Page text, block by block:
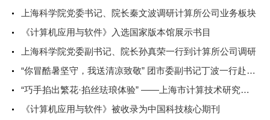
上海科学院党委书记、院长秦文波调研计算所公司业务板块
《计算机应用与软件》入选国家版本馆展示书目
上海科学院党委副书记、院长孙真荣一行到计算所公司调研
“你冒酷暑坚守，我送清凉致敬” 团市委副书记丁波一行赴计算所高温慰问一线青年职工
“巧手掐出繁花·掐丝珐琅体验” ——上海市计算技术研究所有限公司庆祝三八妇女节主题活动
《计算机应用与软件》被收录为中国科技核心期刊